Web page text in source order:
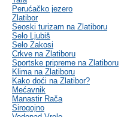
Perućačko jezero
Zlatibor
Seoski turizam na Zlatiboru
Selo Ljubiš
Selo Zakosi
Crkve na Zlatiboru
Sportske pripreme na Zlatiboru
Klima na Zlatiboru
Kako doći na Zlatibor?
Mećavnik
Manastir Rača
Sirogojno